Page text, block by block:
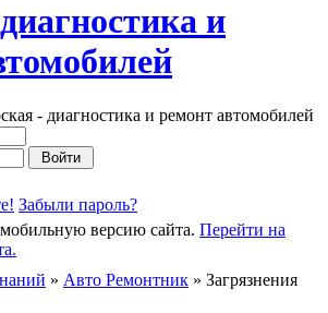
и
- диагностика и ремонт автомобилей
Забыли пароль?
версию сайта. Перейти на
» Авто Ремонтник » Загрязнения